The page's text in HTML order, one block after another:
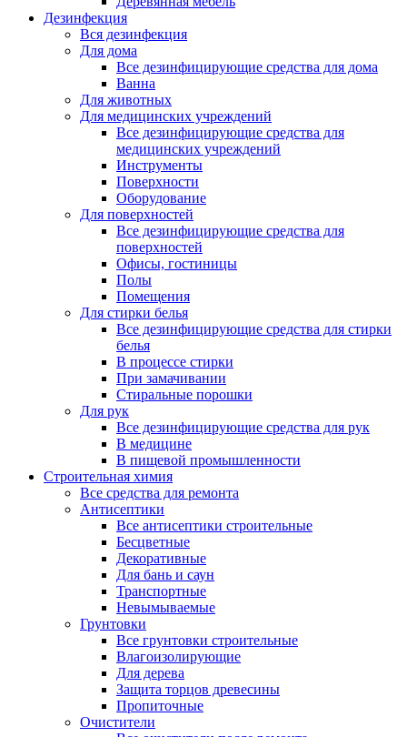
Дезинфекция
Вся дезинфекция
Для дома
Все дезинфицирующие средства для дома
Ванна
Для животных
Для медицинских учреждений
Все дезинфицирующие средства для
медицинских учреждений
Инструменты
Поверхности
Оборудование
Для поверхностей
Все дезинфицирующие средства для
поверхностей
Офисы, гостиницы
Полы
Помещения
Для стирки белья
Все дезинфицирующие средства для стирки
белья
В процессе стирки
При замачивании
Стиральные порошки
Для рук
Все дезинфицирующие средства для рук
В медицине
В пищевой промышленности
Строительная химия
Все средства для ремонта
Антисептики
Все антисептики строительные
Бесцветные
Декоративные
Для бань и саун
Транспортные
Невымываемые
Грунтовки
Все грунтовки строительные
Влагоизолирующие
Для дерева
Защита торцов древесины
Пропиточные
Очистители